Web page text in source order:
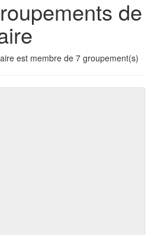
de
est membre de 7 groupement(s)